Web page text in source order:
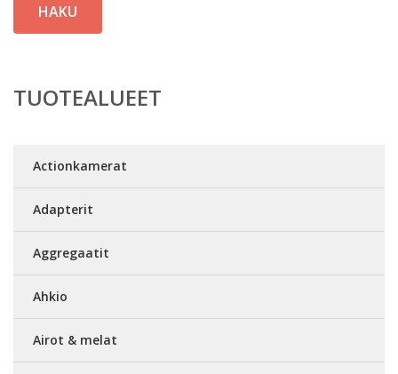
HAKU
TUOTEALUEET
Actionkamerat
Adapterit
Aggregaatit
Ahkio
Airot & melat